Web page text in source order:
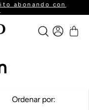
abonando con
Ordenar por